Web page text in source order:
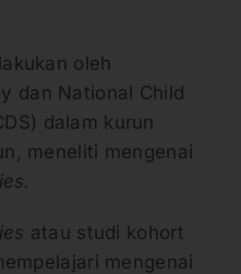
oleh
dan National Child
dalam kurun
meneliti mengenai
atau studi kohort
mengenai